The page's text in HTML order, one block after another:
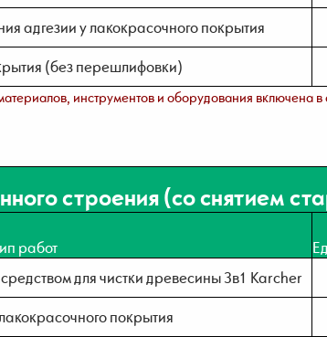
адгезии у лакокрасочного покрытия
(без перешлифовки)
инструментов и оборудования включена в
строения (со снятием
работ
для чистки древесины 3в1 Karcher
покрытия